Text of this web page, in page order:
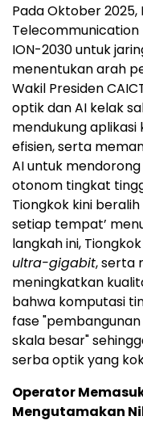
Pada Oktober
Telecommunication
ION-2030 untuk
menentukan arah
Wakil Presiden
optik dan AI kelak
mendukung
efisien, serta
AI untuk
otonom tingkat
Tiongkok kini
setiap tempat’
langkah ini,
ultra-gigabit, serta
meningkatkan
bahwa komputasi
fase
skala besar"
serba optik yang
Operator
Mengutamakan